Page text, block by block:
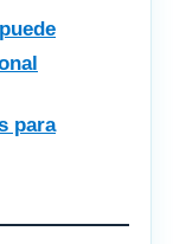
para